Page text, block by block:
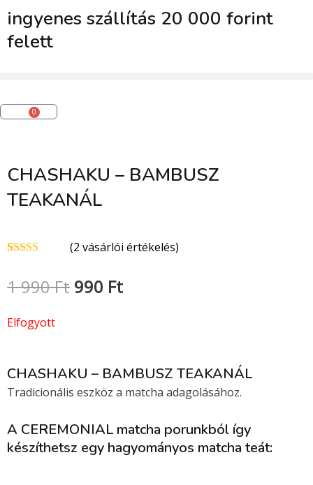
Skip
to
content
ingyenes szállítás 20 000 forint
felett
0
Kosár
CHASHAKU – BAMBUSZ
TEAKANÁL
ből,értékelés
alapján
(2 vásárlói értékelés)
1 990Ft Original
990 FtCurrent
Elfogyott
CHASHAKU – BAMBUSZ TEAKANÁL
Tradicionális eszköz a matcha adagolásához.
A CEREMONIAL matcha porunkból így
készíthetsz egy hagyományos matcha teát: